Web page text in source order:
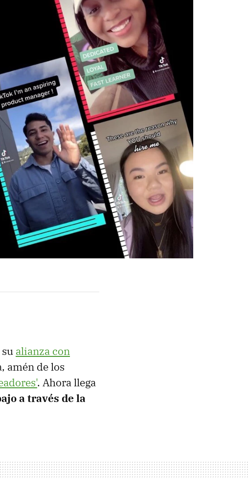
alianza con
amén de los
. Ahora llega
a través de la